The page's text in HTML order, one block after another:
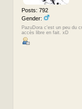
Posts: 792
Gender:
PazuDora c'est un peu du
accès libre en fait. xD